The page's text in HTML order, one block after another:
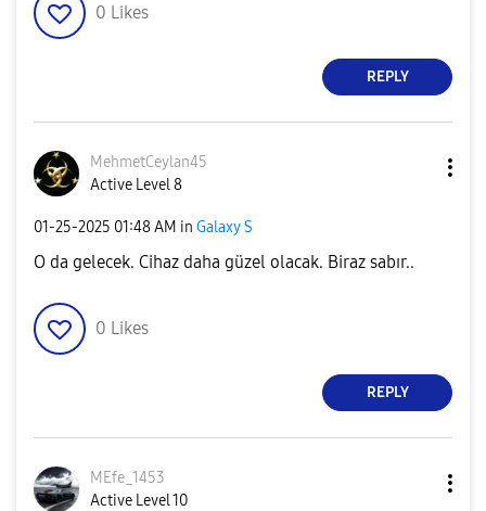
0 Likes
REPLY
MehmetCeylan45
Active Level 8
‎01-25-2025 01:48 AM in Galaxy S
O da gelecek. Cihaz daha güzel olacak. Biraz sabır..
0 Likes
REPLY
MEfe_1453
Active Level 10